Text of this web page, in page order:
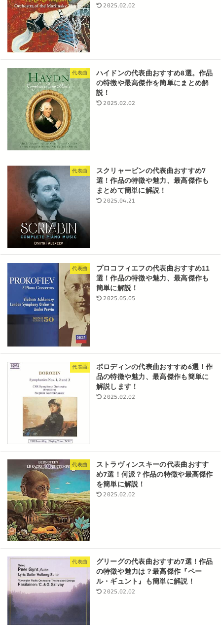
2025.02.02
代表曲
ハイドンの代表曲おすすめ8選。作品
の特徴や最高傑作を簡単にまとめ解
説！
2025.02.02
代表曲
スクリャービンの代表曲おすすめ7
選！作品の特徴や魅力、最高傑作も
まとめて簡単に解説！
2025.04.21
代表曲
プロコフィエフの代表曲おすすめ11
選！作品の特徴や魅力、最高傑作も
簡単に解説！
2025.05.05
代表曲
ボロディンの代表曲おすすめ6選！作
品の特徴や魅力、最高傑作も簡単に
解説します！
2025.02.02
代表曲
ストラヴィンスキーの代表曲おすす
め7選！何派？作品の特徴や最高傑作
を簡単に解説！
2025.02.02
代表曲
グリーグの代表曲おすすめ7選！作品
の特徴や魅力は？最高傑作『ペー
ル・ギュント』も簡単に解説！
2025.02.02